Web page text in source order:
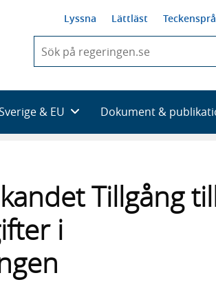
Lyssna Lättläst
du
skriva
framträder
en
& EU Dokument &
Tillgång
i